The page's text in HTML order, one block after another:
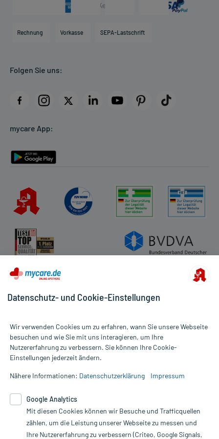
Arzneimittelinformationen
Direktabrechnung PKV
AGB
Datenschutz
Rückgabe/Widerruf
Rechnung Vorkasse SEPA-Lastschrift
Folgen Sie uns:
mycare App:
Alle Preise gelten inkl. MwSt., ggf. zzgl. Versandkosten
Informationen auf dieser Website werden ausschließlich für
die Untersuchung und Behandlung durch einen Arzt. Bitte
Therapien eingeleitet werden können. | Diese Webseite benutzt
Google Analytics. Lesen Sie bitte dazu die wichtigen Hinweise in
unserer Datenschutzerklärung. Für den Widerruf einer Bestellung
nutzen Sie das Formular:
Datenschutz- und Cookie-Einstellungen
Wir verwenden Cookies um zu erfahren, wann Sie unsere Webseite
besuchen und wie Sie mit uns interagieren, um Ihre
Nutzererfahrung zu verbessern. Sie können Ihre Cookie-
Einstellungen jederzeit ändern.
Nähere Informationen: Datenschutzerklärung Impressum
Google Analytics
Mit diesen Cookies können wir Besuche und Trafficquellen
zählen, um die Leistung unserer Webseite zu messen und
Ihre Nutzererfahrung zu verbessern (Criteo, Google Signals,